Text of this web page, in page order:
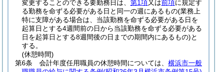
変更することのできる要勤務日は、 第1項又は前項に規定す
る勤務を命ずる必要がある日と同一の週にあるもの(業務上
特に支障がある場合は、当該勤務を命ずる必要がある日を
起算日とする4週間前の日から当該勤務を命ずる必要がある
日を起算日とする8週間後の日までの期間内にあるもの)と
する。
(休憩時間)
第6条
会計年度任用職員の休憩時間については、 横浜市一般